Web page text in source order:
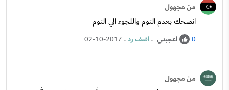
من مجهول
انصحك بعدم النوم واللجوء الي النوم
0 اعجبني .اضف رد.
02-10-2017
من مجهول